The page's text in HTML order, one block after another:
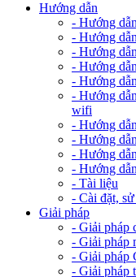
Hướng dẫn
- Hướng
- Hướng
- Hướng
- Hướng
- Hướng
- Hướng
wifi
- Hướng
- Hướng
- Hướng
- Hướng
- Tài liệu
- Cài đặt,
Giải pháp
- Giải pháp
- Giải pháp
- Giải pháp
- Giải pháp